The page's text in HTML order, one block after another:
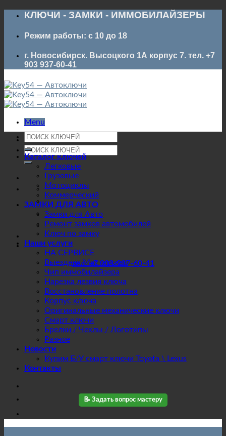
Skip
content
КЛЮЧИ - ЗАМКИ - ИММОБИЛАЙЗЕРЫ
Режим работы: с 10 до 18
г. Новосибирск. Высоцкого 1А корпус 7. тел. +7
903 937-60-41
Menu
Искать:
тел. +7 903-937-60-41
Искать:
Каталог ключей
Легковые
Грузовые
Мотоциклы
Коммерческий
ЗАМКИ ДЛЯ АВТО
Замки для Авто
Ремонт замков автомобилей
Ключ по замку
Наши услуги
НА СЕРВИСЕ
Выездная Мастерская
Чип иммобилайзера
Нарезка лезвия ключа
Восстановление полотна
Корпус ключа
Оригинальные механические ключи
Смарт ключи
Брелки / Чехлы / Логотипы
Разное
Новости
Купим Б/У смарт ключи Toyota \ Lexus
Контакты
📝 Задать вопрос мастеру